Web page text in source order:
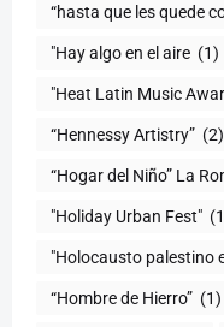
"Hay algo en el aire (1)
"Heat Latin Music
“Hennessy Artistry” (2)
“Hogar del Niño” La
"Holocausto palestino
“Hombre de Hierro” (1)